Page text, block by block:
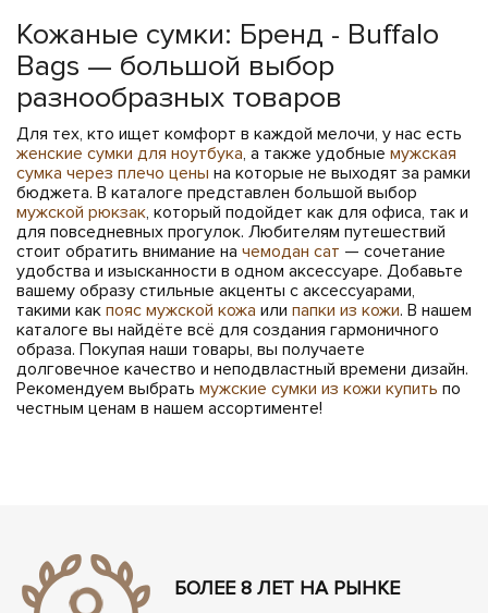
Кожаные сумки: Бренд - Buffalo
Bags — большой выбор
разнообразных товаров
Для тех, кто ищет комфорт в каждой мелочи, у нас есть
женские сумки для ноутбука, а также удобные мужская
сумка через плечо цены на которые не выходят за рамки
бюджета. В каталоге представлен большой выбор
мужской рюкзак, который подойдет как для офиса, так и
для повседневных прогулок. Любителям путешествий
стоит обратить внимание на чемодан сат — сочетание
удобства и изысканности в одном аксессуаре. Добавьте
вашему образу стильные акценты с аксессуарами,
такими как пояс мужской кожа или папки из кожи. В нашем
каталоге вы найдёте всё для создания гармоничного
образа. Покупая наши товары, вы получаете
долговечное качество и неподвластный времени дизайн.
Рекомендуем выбрать мужские сумки из кожи купить по
честным ценам в нашем ассортименте!
БОЛЕЕ 8 ЛЕТ НА РЫНКЕ